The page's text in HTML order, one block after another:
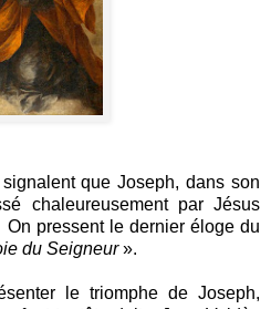
que Joseph, dans son
chaleureusement par Jésus
pressent le dernier éloge du
du Seigneur».
le triomphe de Joseph,